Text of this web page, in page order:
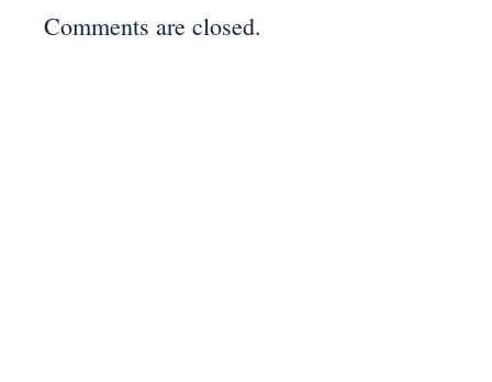
Comments are closed.